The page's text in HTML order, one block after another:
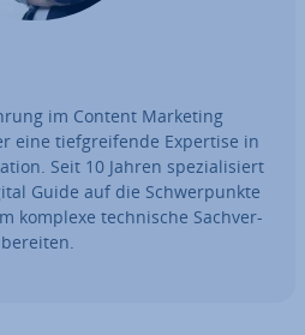
im Content Marketing
eine tief­grei­fen­de Expertise in
Seit 10 Jahren spe­zia­li­siert
Guide auf die Schwer­punk­te
komplexe tech­ni­sche Sach­ver­